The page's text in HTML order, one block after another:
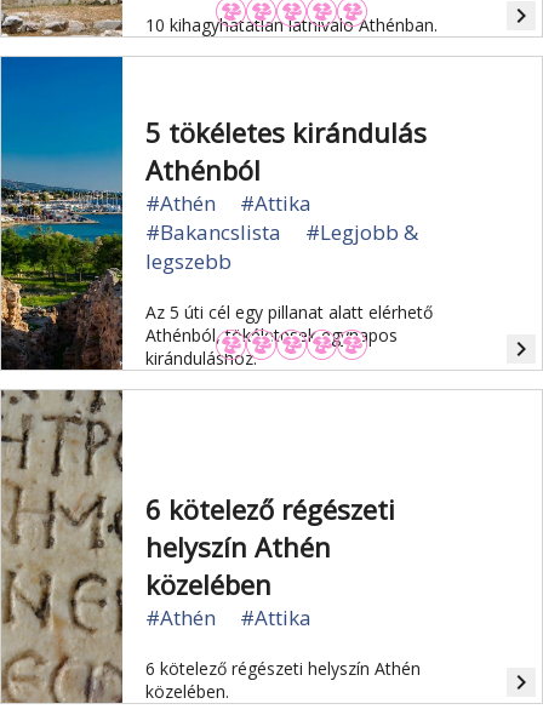
10 kihagyhatatlan látnivaló Athénban. navigate_next
5 tökéletes kirándulás
Athénból
#Athén
#Attika
#Bakancslista
#Legjobb &
legszebb
Az 5 úti cél egy pillanat alatt elérhető
Athénból, tökéletesek egynapos
kiránduláshoz.
navigate_next
6 kötelező régészeti
helyszín Athén
közelében
#Athén #Attika
6 kötelező régészeti helyszín Athén
közelében.
navigate_next